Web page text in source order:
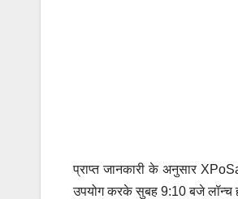
प्राप्त जानकारी के अनुसार
उपयोग करके सुबह 9:10 बजे लॉन्च